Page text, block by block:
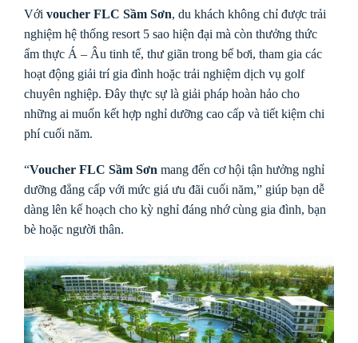
Với voucher FLC Sầm Sơn, du khách không chỉ được trải
nghiệm hệ thống resort 5 sao hiện đại mà còn thưởng thức
ẩm thực Á – Âu tinh tế, thư giãn trong bể bơi, tham gia các
hoạt động giải trí gia đình hoặc trải nghiệm dịch vụ golf
chuyên nghiệp. Đây thực sự là giải pháp hoàn hảo cho
những ai muốn kết hợp nghỉ dưỡng cao cấp và tiết kiệm chi
phí cuối năm.
“Voucher FLC Sầm Sơn mang đến cơ hội tận hưởng nghỉ
dưỡng đẳng cấp với mức giá ưu đãi cuối năm,” giúp bạn dễ
dàng lên kế hoạch cho kỳ nghỉ đáng nhớ cùng gia đình, bạn
bè hoặc người thân.